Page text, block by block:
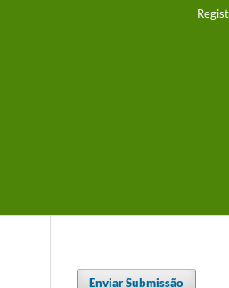
Enviar Submissão